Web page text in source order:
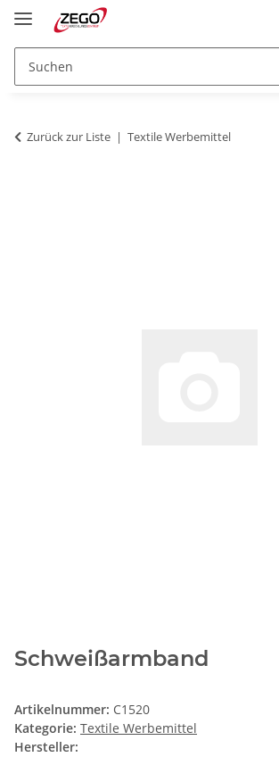
Zurück zur Liste Textile Werbemittel
Schweißarmband
Artikelnummer: C1520
Kategorie: Textile Werbemittel
Hersteller: